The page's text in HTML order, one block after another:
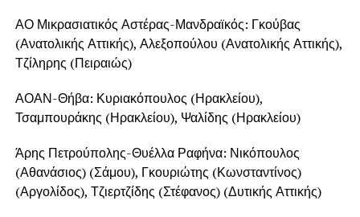
ΑΟ Μικρασιατικός Αστέρας-Μανδραϊκός: Γκούβας
(Ανατολικής Αττικής), Αλεξοπούλου (Ανατολικής Αττικής),
Τζίληρης (Πειραιώς)
ΑΟΑΝ-Θήβα: Κυριακόπουλος (Ηρακλείου),
Τσαμπουράκης (Ηρακλείου), Ψαλίδης (Ηρακλείου)
Άρης Πετρούπολης-Θυέλλα Ραφήνα: Νικόπουλος
(Αθανάσιος) (Σάμου), Γκουριώτης (Κωνσταντίνος)
(Αργολίδος), Τζιερτζίδης (Στέφανος) (Δυτικής Αττικής)